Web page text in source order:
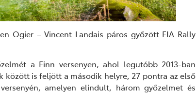
Ogier – Vincent Landais páros győzött FIA Rally
a Finn versenyen, ahol legutóbb 2013-ban
között is feljött a második helyre, 27 pontra az első
amelyen elindult, három győzelmet és